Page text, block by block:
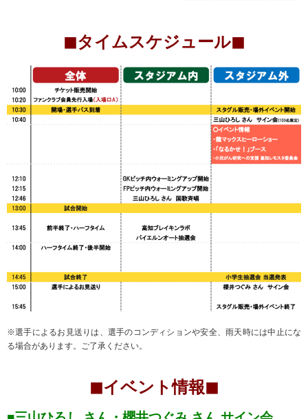
◼︎タイムスケジュール◼︎
※選手によるお見送りは、選手のコンディションや安全、雨天時には中止にな
る場合があります。ご了承ください。
◼︎イベント情報◼︎